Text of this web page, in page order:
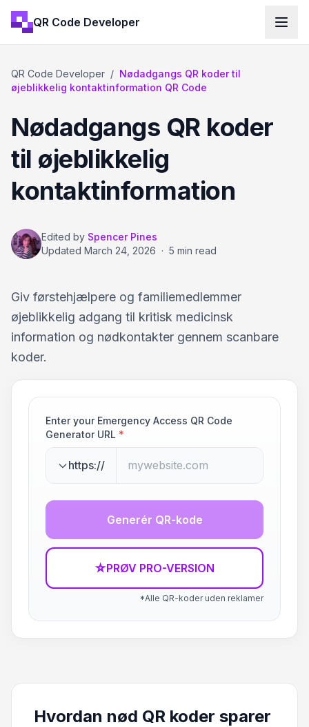
QR Code Developer
QR Code Developer / Nødadgangs QR koder til
øjeblikkelig kontaktinformation QR Code
Nødadgangs QR koder
til øjeblikkelig
kontaktinformation
Edited by Spencer Pines
Updated March 24, 2026 · 5 min read
Giv førstehjælpere og familiemedlemmer
øjeblikkelig adgang til kritisk medicinsk
information og nødkontakter gennem scanbare
koder.
Enter your Emergency Access QR Code
Generator URL *
https://
Generér QR-kode
☆PRØV PRO-VERSION
*Alle QR-koder uden reklamer
Hvordan nød QR koder sparer